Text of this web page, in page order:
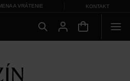
A VRÁTENIE KONTAKT